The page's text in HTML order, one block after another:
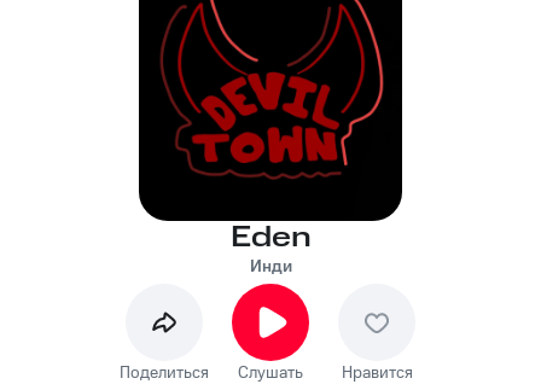
Eden
Инди
Поделиться Слушать Нравится